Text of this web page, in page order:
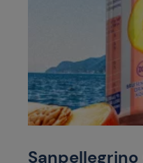
Sanpellegrino